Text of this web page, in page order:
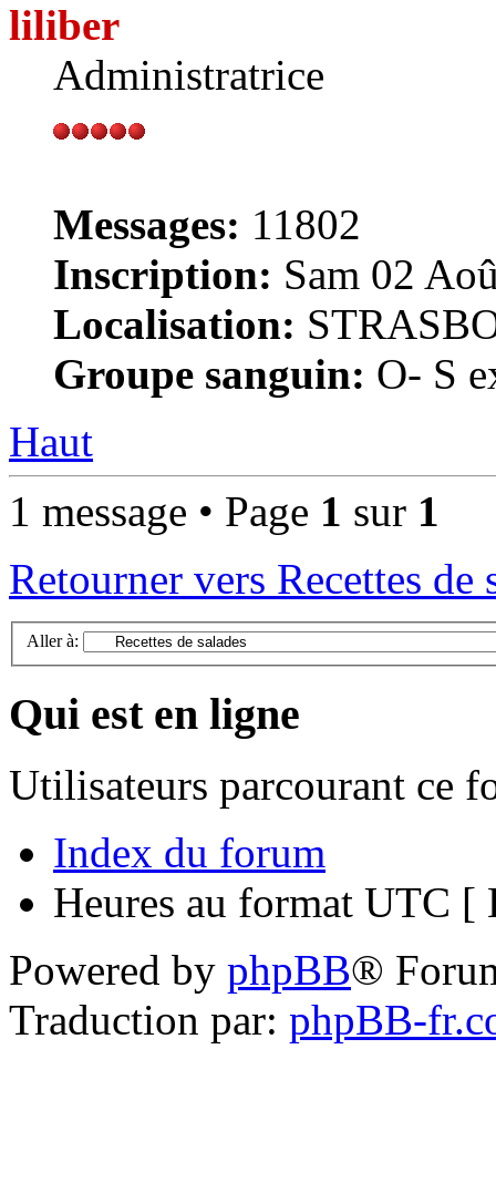
liliber
Administratrice
Messages: 11802
Inscription: Sam 02
Localisation:
Groupe sanguin: O- S
Haut
1 message • Page 1 sur 1
Retourner vers Recettes de
Aller à:
Qui est en ligne
Utilisateurs parcourant ce
Index du forum
Heures au format UTC [
Powered by phpBB®
Traduction par: phpBB-